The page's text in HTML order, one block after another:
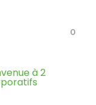
0
à 2